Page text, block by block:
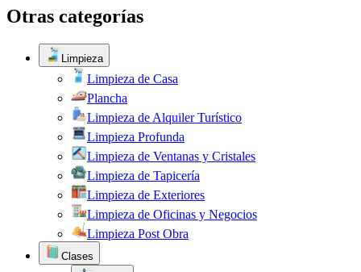
Otras categorías
Limpieza
Limpieza de Casa
Plancha
Limpieza de Alquiler Turístico
Limpieza Profunda
Limpieza de Ventanas y Cristales
Limpieza de Tapicería
Limpieza de Exteriores
Limpieza de Oficinas y Negocios
Limpieza Post Obra
Clases